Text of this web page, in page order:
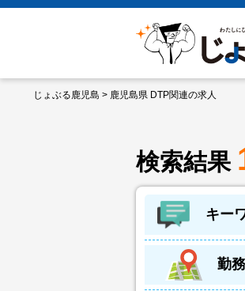
じょぶる鹿児島 > 鹿児島県 DTP関連の求人
検索結果
キー
勤務